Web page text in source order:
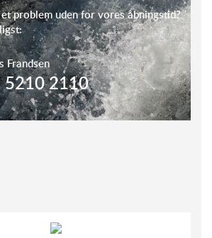
problem uden for vores åbningstid?
Frandsen
5210 2110